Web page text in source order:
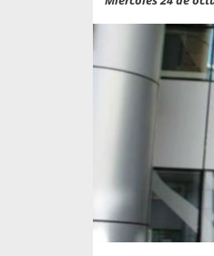
entregados por la
sobre viajes al extranjero